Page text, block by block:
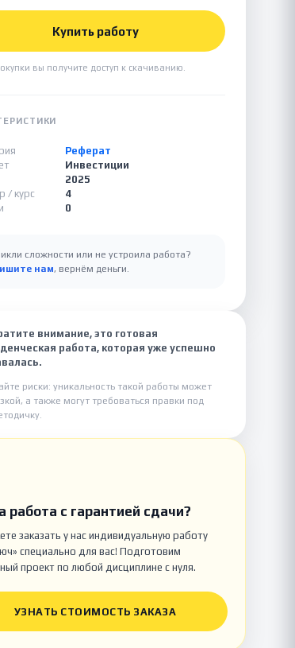
Купить работу
вы получите доступ к скачиванию.
Реферат
Инвестиции
2025
/ курс
4
0
сложности или не устроила работа?
нам, вернём деньги.
внимание, это готовая
работа, которая уже успешно
риски: уникальность такой работы может
а также могут требоваться правки под
работа с гарантией сдачи?
заказать у нас индивидуальную работу
специально для вас! Подготовим
проект по любой дисциплине с нуля.
УЗНАТЬ СТОИМОСТЬ ЗАКАЗА